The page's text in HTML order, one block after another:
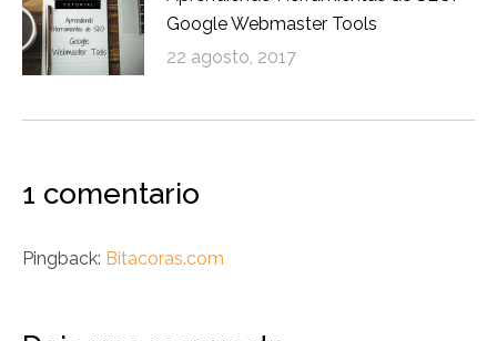
Google Webmaster Tools
22 agosto, 2017
1 comentario
Pingback: Bitacoras.com